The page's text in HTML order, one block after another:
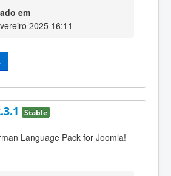
em
2025 16:11
Stable
Language Pack for Joomla!